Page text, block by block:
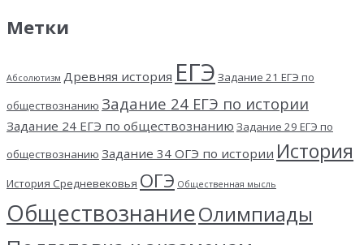
Метки
Абсолютизм Древняя история ЕГЭ Задание 21 ЕГЭ по
обществознанию Задание 24 ЕГЭ по истории
Задание 24 ЕГЭ по обществознанию Задание 29 ЕГЭ по
обществознанию Задание 34 ОГЭ по истории История
История Средневековья ОГЭ Общественная мысль
ОбществознаниеОлимпиады